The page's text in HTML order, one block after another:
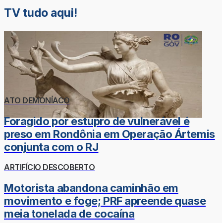
TV tudo aqui!
ATO DEMONÍACO
Foragido por estupro de vulnerável é
preso em Rondônia em Operação Ártemis
conjunta com o RJ
ARTIFÍCIO DESCOBERTO
Motorista abandona caminhão em
movimento e foge; PRF apreende quase
meia tonelada de cocaína